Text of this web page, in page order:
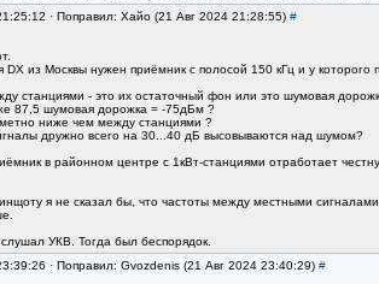
· Поправил: Хайо (21 Авг 2024 21:28:55) #
DX из Москвы нужен приёмник с полосой 150 кГц и у
станциями - это их остаточный фон или это шумовая
87,5 шумовая дорожка = -75дБм ?
ниже чем между станциями ?
дружно всего на 30...40 дБ высовываются над шумом?
в районном центре с 1кВт-станциями отработает
я не сказал бы, что частоты между местными
УКВ. Тогда был беспорядок.
· Поправил: Gvozdenis (21 Авг 2024 23:40:29) #